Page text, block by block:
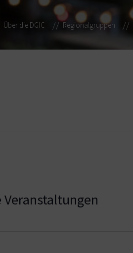
Über die DGfC Regionalgruppen